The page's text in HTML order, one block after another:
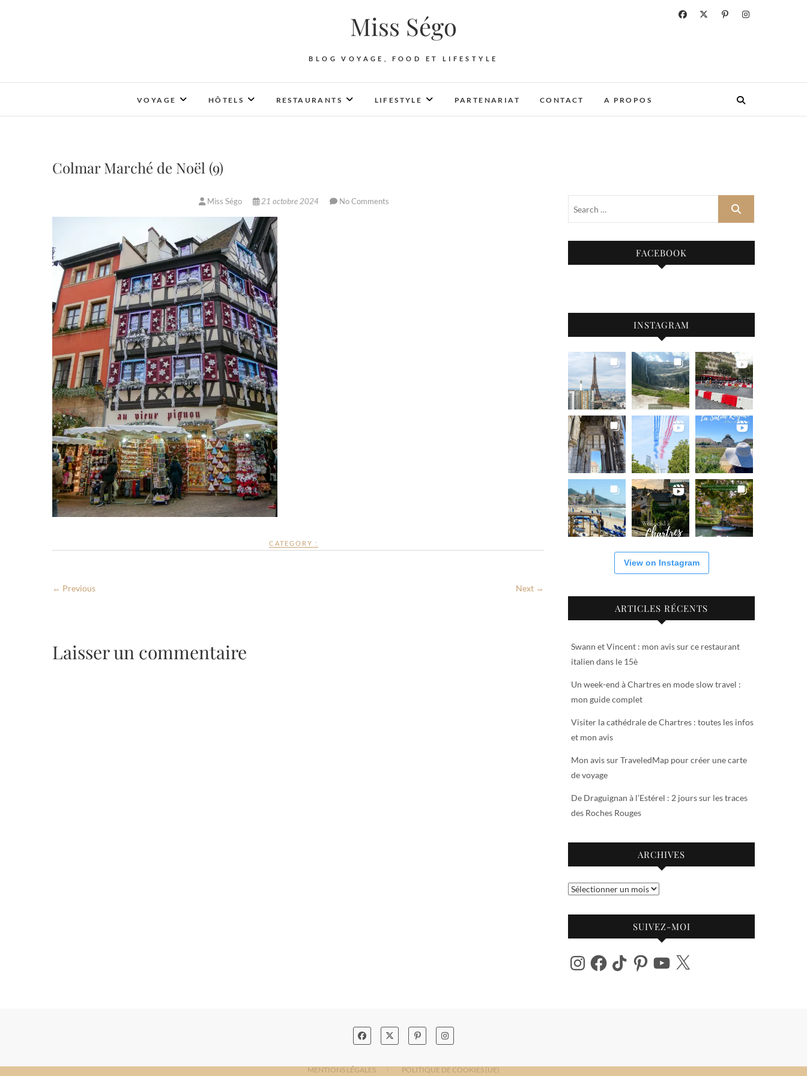
Miss Ségo
BLOG VOYAGE, FOOD ET LIFESTYLE
VOYAGE HÔTELS RESTAURANTS LIFESTYLE PARTENARIAT CONTACT A PROPOS
Colmar Marché de Noël (9)
Miss Ségo 21 octobre 2024 No Comments
CATEGORY :
← Previous Next →
Laisser un commentaire
FACEBOOK
INSTAGRAM
View on Instagram
ARTICLES RÉCENTS
Swann et Vincent : mon avis sur ce restaurant
italien dans le 15è
Un week-end à Chartres en mode slow travel :
mon guide complet
Visiter la cathédrale de Chartres : toutes les infos
et mon avis
Mon avis sur TraveledMap pour créer une carte
de voyage
De Draguignan à l’Estérel : 2 jours sur les traces
des Roches Rouges
ARCHIVES
Archives
SUIVEZ-MOI
InstagramFacebook
TikTok PinterestYouTube
X
MENTIONS LÉGALES POLITIQUE DE COOKIES (UE)